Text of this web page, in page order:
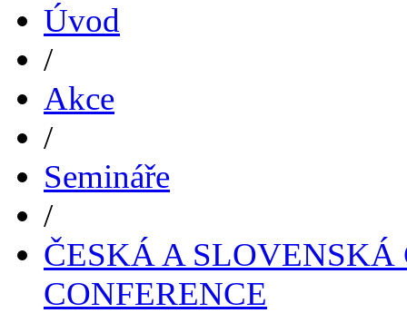
Úvod
/
Akce
/
Semináře
/
ČESKÁ A SLOVENSKÁ
CONFERENCE